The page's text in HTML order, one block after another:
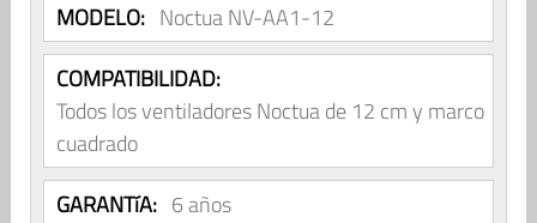
MODELO: Noctua NV-AA1-12
COMPATIBILIDAD:
Todos los ventiladores Noctua de 12 cm y marco
cuadrado
GARANTíA: 6 años